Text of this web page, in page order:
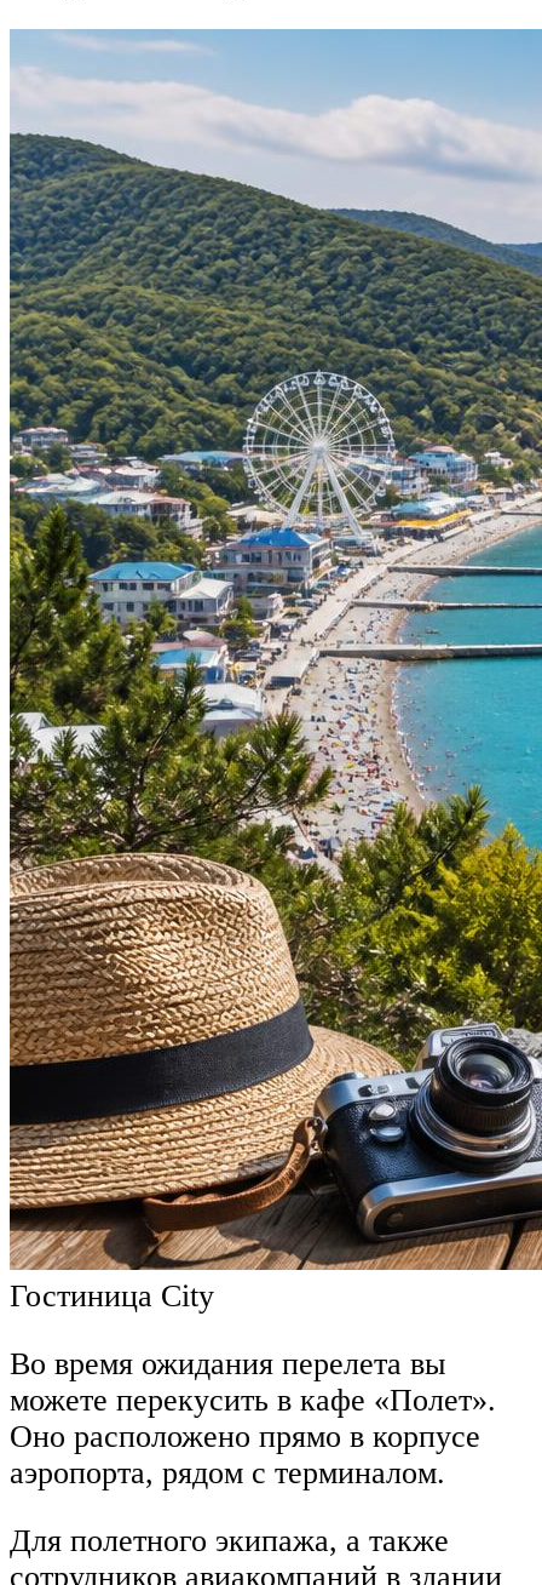
Гостиница City
Во время ожидания перелета вы
можете перекусить в кафе «Полет».
Оно расположено прямо в корпусе
аэропорта, рядом с терминалом.
Для полетного экипажа, а также
сотрудников авиакомпаний в здании